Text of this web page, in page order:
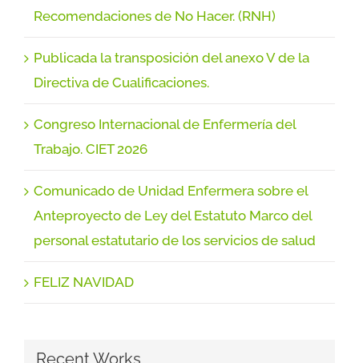
Recomendaciones de No Hacer. (RNH)
Publicada la transposición del anexo V de la
Directiva de Cualificaciones.
Congreso Internacional de Enfermería del
Trabajo. CIET 2026
Comunicado de Unidad Enfermera sobre el
Anteproyecto de Ley del Estatuto Marco del
personal estatutario de los servicios de salud
FELIZ NAVIDAD
Recent Works